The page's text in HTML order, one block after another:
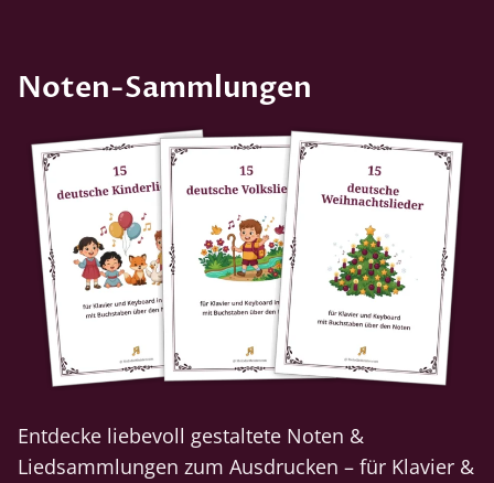
Noten-Sammlungen
Entdecke liebevoll gestaltete Noten &
Liedsammlungen zum Ausdrucken – für Klavier &